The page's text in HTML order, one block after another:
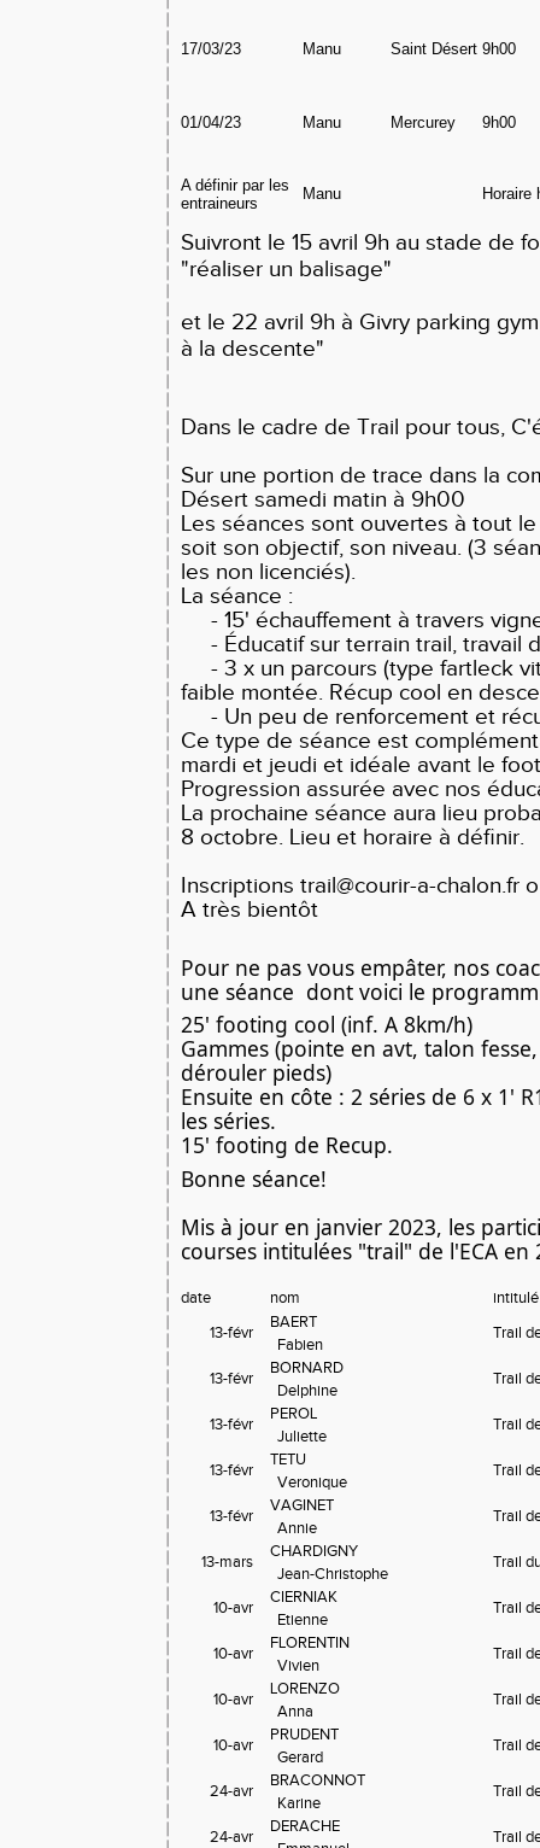
17/03/23 Manu Saint Désert 9h00
01/04/23 Manu Mercurey 9h00
A définir par les
entraineurs
Manu Horaire
Suivront le 15 avril 9h au stade de
"réaliser un balisage"
et le 22 avril 9h à Givry parking
à la descente"
Dans le cadre de Trail pour tous,
Sur une portion de trace dans la
Désert samedi matin à 9h00
Les séances sont ouvertes à tout
soit son objectif, son niveau. (3
les non licenciés).
La séance :
- 15' échauffement à travers
- Éducatif sur terrain trail, travail
- 3 x un parcours (type fartleck
faible montée. Récup cool en
- Un peu de renforcement et
Ce type de séance est
mardi et jeudi et idéale avant le
Progression assurée avec nos
La prochaine séance aura lieu
8 octobre. Lieu et horaire à définir.
Inscriptions trail@courir-a-chalon.fr
A très bientôt
Pour ne pas vous empâter, nos
une séance  dont voici le
25' footing cool (inf. A 8km/h)
Gammes (pointe en avt, talon
dérouler pieds)
Ensuite en côte : 2 séries de 6 x 1'
les séries.
15' footing de Recup.
Bonne séance!
Mis à jour en janvier 2023, les
courses intitulées "trail" de l'ECA en
date nom
intitulé
13-févr
BAERT
  Fabien
Trail
13-févr
BORNARD
  Delphine
Trail
13-févr
PEROL
  Juliette
Trail
13-févr
TETU
  Veronique
Trail
13-févr
VAGINET
  Annie
Trail
13-mars
CHARDIGNY
  Jean-Christophe
Trail
10-avr
CIERNIAK
  Etienne
Trail
10-avr
FLORENTIN
  Vivien
Trail
10-avr
LORENZO
  Anna
Trail
10-avr
PRUDENT
  Gerard
Trail
24-avr
BRACONNOT
  Karine
Trail
24-avr
DERACHE
Trail